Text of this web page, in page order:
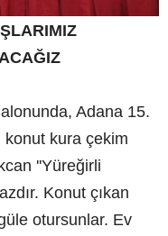
Adana 15.
konut kura çekim
''Yüreğirli
Konut çıkan
otursunlar. Ev